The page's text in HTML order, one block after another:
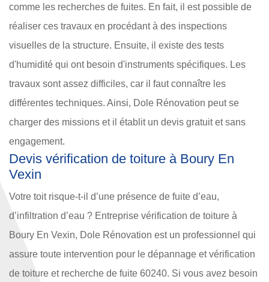
comme les recherches de fuites. En fait, il est possible de
réaliser ces travaux en procédant à des inspections
visuelles de la structure. Ensuite, il existe des tests
d'humidité qui ont besoin d'instruments spécifiques. Les
travaux sont assez difficiles, car il faut connaître les
différentes techniques. Ainsi, Dole Rénovation peut se
charger des missions et il établit un devis gratuit et sans
engagement.
Devis vérification de toiture à Boury En
Vexin
Votre toit risque-t-il d’une présence de fuite d’eau,
d’infiltration d’eau ? Entreprise vérification de toiture à
Boury En Vexin, Dole Rénovation est un professionnel qui
assure toute intervention pour le dépannage et vérification
de toiture et recherche de fuite 60240. Si vous avez besoin